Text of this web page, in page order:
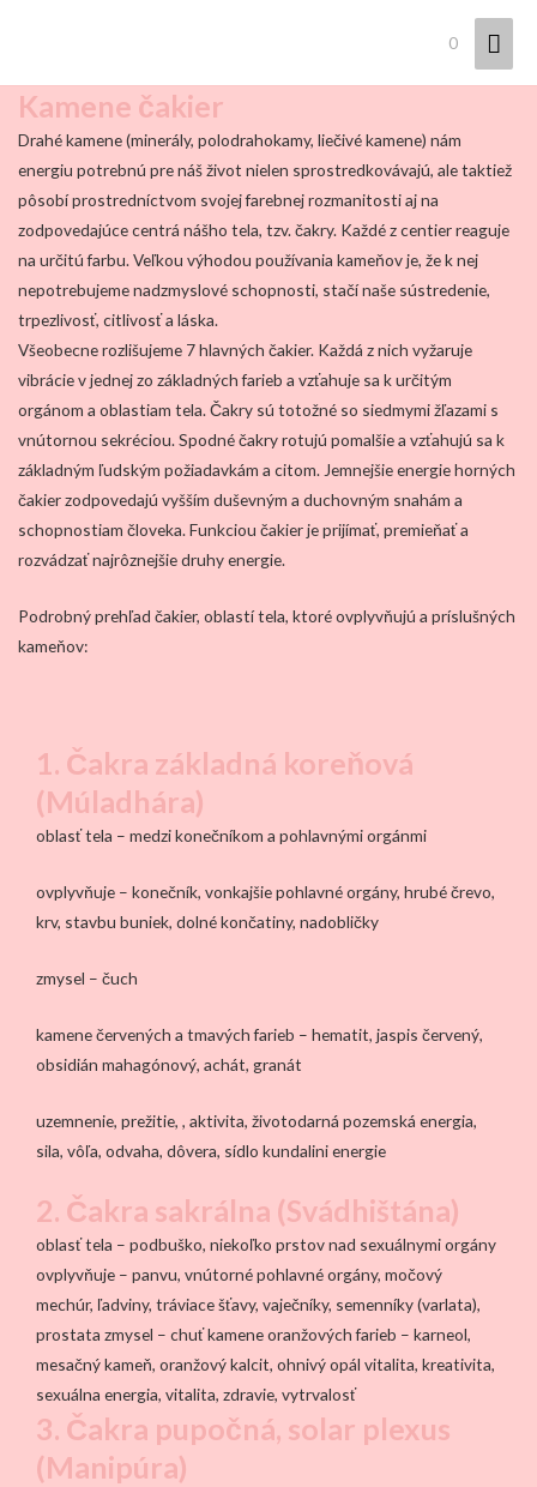
0
Kamene čakier
Drahé kamene (minerály, polodrahokamy, liečivé kamene) nám
energiu potrebnú pre náš život nielen sprostredkovávajú, ale taktiež
pôsobí prostredníctvom svojej farebnej rozmanitosti aj na
zodpovedajúce centrá nášho tela, tzv. čakry. Každé z centier reaguje
na určitú farbu. Veľkou výhodou používania kameňov je, že k nej
nepotrebujeme nadzmyslové schopnosti, stačí naše sústredenie,
trpezlivosť, citlivosť a láska.
Všeobecne rozlišujeme 7 hlavných čakier. Každá z nich vyžaruje
vibrácie v jednej zo základných farieb a vzťahuje sa k určitým
orgánom a oblastiam tela. Čakry sú totožné so siedmymi žľazami s
vnútornou sekréciou. Spodné čakry rotujú pomalšie a vzťahujú sa k
základným ľudským požiadavkám a citom. Jemnejšie energie horných
čakier zodpovedajú vyšším duševným a duchovným snahám a
schopnostiam človeka. Funkciou čakier je prijímať, premieňať a
rozvádzať najrôznejšie druhy energie.
Podrobný prehľad čakier, oblastí tela, ktoré ovplyvňujú a príslušných
kameňov:
1. Čakra základná koreňová
(Múladhára)
oblasť tela – medzi konečníkom a pohlavnými orgánmi
ovplyvňuje – konečník, vonkajšie pohlavné orgány, hrubé črevo,
krv, stavbu buniek, dolné končatiny, nadobličky
zmysel – čuch
kamene červených a tmavých farieb – hematit, jaspis červený,
obsidián mahagónový, achát, granát
uzemnenie, prežitie, , aktivita, životodarná pozemská energia,
sila, vôľa, odvaha, dôvera, sídlo kundalini energie
2. Čakra sakrálna (Svádhištána)
oblasť tela – podbuško, niekoľko prstov nad sexuálnymi orgány
ovplyvňuje – panvu, vnútorné pohlavné orgány, močový
mechúr, ľadviny, tráviace šťavy, vaječníky, semenníky (varlata),
prostata zmysel – chuť kamene oranžových farieb – karneol,
mesačný kameň, oranžový kalcit, ohnivý opál vitalita, kreativita,
sexuálna energia, vitalita, zdravie, vytrvalosť
3. Čakra pupočná, solar plexus
(Manipúra)